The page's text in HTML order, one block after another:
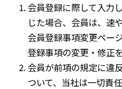
会員登録に際して入力
じた場合、会員は、速
会員登録事項変更ペー
登録事項の変更・修正
会員が前項の規定に違
ついて、当社は一切責